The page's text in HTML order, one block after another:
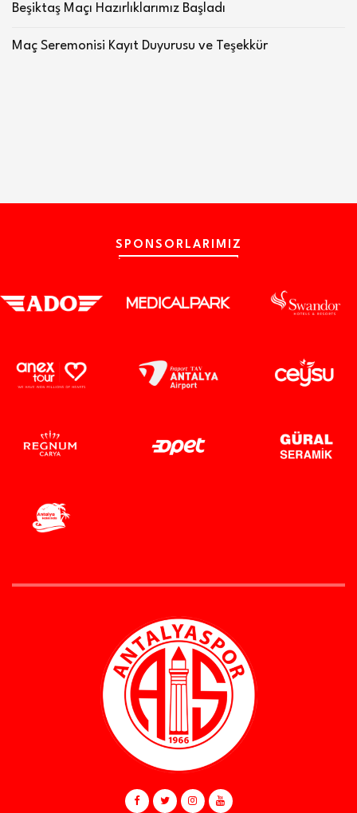
Beşiktaş Maçı Hazırlıklarımız Başladı
Maç Seremonisi Kayıt Duyurusu ve Teşekkür
SPONSORLARIMIZ